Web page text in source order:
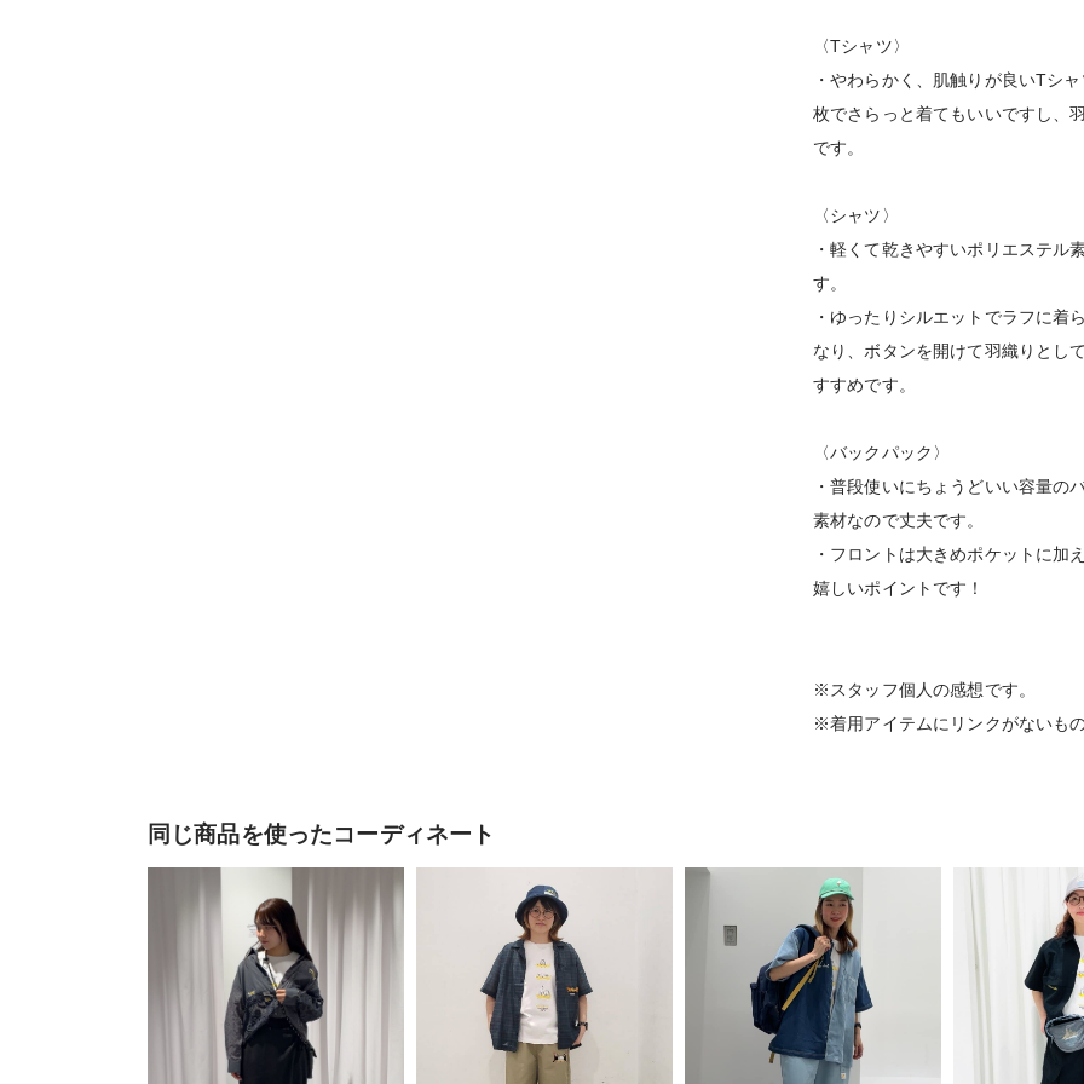
〈Tシャツ〉
・やわらかく、肌触りが良いTシ
枚でさらっと着てもいいですし、
です。
〈シャツ〉
・軽くて乾きやすいポリエステル
す。
・ゆったりシルエットでラフに着
なり、ボタンを開けて羽織りとし
すすめです。
〈バックパック〉
・普段使いにちょうどいい容量の
素材なので丈夫です。
・フロントは大きめポケットに加
嬉しいポイントです！
※スタッフ個人の感想です。
※着用アイテムにリンクがないも
同じ商品を使ったコーディネート